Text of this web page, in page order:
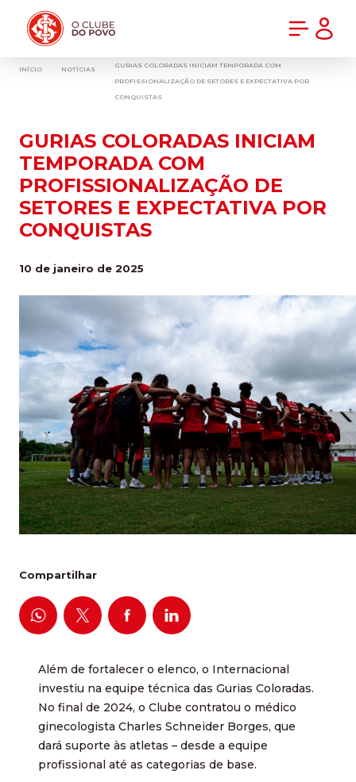
INÍCIO NOTÍCIAS
GURIAS COLORADAS INICIAM TEMPORADA COM
PROFISSIONALIZAÇÃO DE SETORES E EXPECTATIVA POR
CONQUISTAS
GURIAS COLORADAS INICIAM
TEMPORADA COM
PROFISSIONALIZAÇÃO DE
SETORES E EXPECTATIVA POR
CONQUISTAS
10 de janeiro de 2025
Compartilhar
Além de fortalecer o elenco, o Internacional
investiu na equipe técnica das Gurias Coloradas.
No final de 2024, o Clube contratou o médico
ginecologista Charles Schneider Borges, que
dará suporte às atletas – desde a equipe
profissional até as categorias de base.